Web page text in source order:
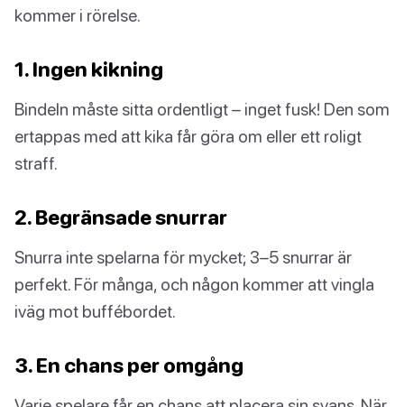
kommer i rörelse.
1. Ingen kikning
Bindeln måste sitta ordentligt – inget fusk! Den som
ertappas med att kika får göra om eller ett roligt
straff.
2. Begränsade snurrar
Snurra inte spelarna för mycket; 3–5 snurrar är
perfekt. För många, och någon kommer att vingla
iväg mot buffébordet.
3. En chans per omgång